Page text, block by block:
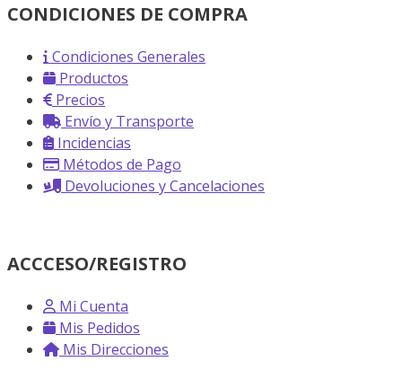
CONDICIONES DE COMPRA
Condiciones Generales
Productos
Precios
Envío y Transporte
Incidencias
Métodos de Pago
Devoluciones y Cancelaciones
ACCCESO/REGISTRO
Mi Cuenta
Mis Pedidos
Mis Direcciones